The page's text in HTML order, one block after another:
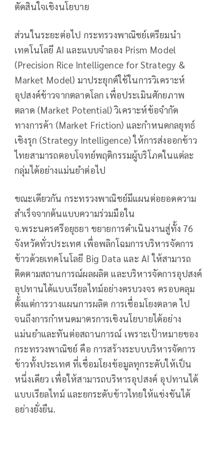
ตัดสินใจเชิงนโยบาย
ส่วนในระยะต่อไป กระทรวงพาณิชย์เตรียมนำ
เทคโนโลยี AI และแบบจำลอง Prism Model
(Precision Rice Intelligence for Strategy &
Market Model) มาประยุกต์ใช้ในการวิเคราะห์
อุปสงค์ข้าวจากตลาดโลก เพื่อประเมินศักยภาพ
ตลาด (Market Potential) วิเคราะห์ข้อจำกัด
ทางการค้า (Market Friction) และกำหนดกลยุทธ์
เชิงรุก (Strategy Intelligence) ให้การส่งออกข้าว
ไทยสามารถตอบโจทย์พฤติกรรมผู้บริโภคในแต่ละ
กลุ่มได้อย่างแม่นยำต่อไป
ขณะเดียวกัน กระทรวงพาณิชย์มีแผนต่อยอดความ
สำเร็จจากต้นแบบความร่วมมือใน
จ.พระนครศรีอยุธยา ขยายการดำเนินงานสู่ทั้ง 76
จังหวัดทั่วประเทศ เพื่อพลิกโฉมการบริหารจัดการ
ข้าวด้วยเทคโนโลยี Big Data และ AI ให้สามารถ
ติดตามสถานการณ์ผลผลิต และบริหารจัดการอุปสงค์
อุปทานได้แบบเรียลไทม์อย่างครบวงจร ครอบคลุม
ตั้งแต่การวางแผนการผลิต การเชื่อมโยงตลาด ไป
จนถึงการกำหนดมาตรการเชิงนโยบายได้อย่าง
แม่นยำและทันต่อสถานการณ์ เพราะเป้าหมายของ
กระทรวงพาณิชย์ คือ การสร้างระบบบริหารจัดการ
ข้าวทั้งประเทศ ที่เชื่อมโยงข้อมูลทุกระดับให้เป็น
หนึ่งเดียว เพื่อให้สามารถบริหารอุปสงค์ อุปทานได้
แบบเรียลไทม์ และยกระดับข้าวไทยให้แข่งขันได้
อย่างยั่งยืน.